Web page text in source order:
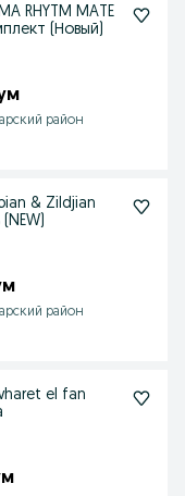
RHYTM MATE
(Новый)
район
& Zildjian
район
el fan